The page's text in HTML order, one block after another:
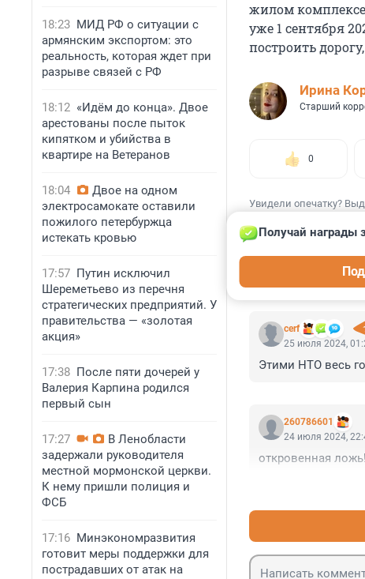
18:23 МИД РФ о ситуации с
армянским экспортом: это
реальность, которая ждет при
разрыве связей с РФ
18:12 «Идём до конца». Двое
арестованы после пыток
кипятком и убийства в
квартире на Ветеранов
18:04
Двое на одном
электросамокате оставили
пожилого петербуржца
истекать кровью
17:57 Путин исключил
Шереметьево из перечня
стратегических предприятий. У
правительства — «золотая
акция»
17:38 После пяти дочерей у
Валерия Карпина родился
первый сын
17:27
В Ленобласти
задержали руководителя
местной мормонской церкви.
К нему пришли полиция и
ФСБ
17:16 Минэкономразвития
готовит меры поддержки для
пострадавших от атак на
жилом
уже 1 сентября
построить
Иpина
Старший
0
Увидели опечатку?
cerf
Получай награды
25 июля 2024,
Этими НТО весь
260786601
24 июля 2024,
откровенная ложь!